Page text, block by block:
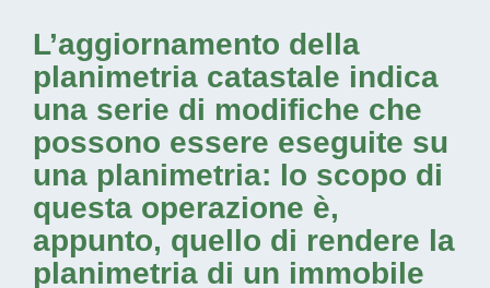
L’aggiornamento della
planimetria catastale indica
una serie di modifiche che
possono essere eseguite su
una planimetria: lo scopo di
questa operazione è,
appunto, quello di rendere la
planimetria di un immobile